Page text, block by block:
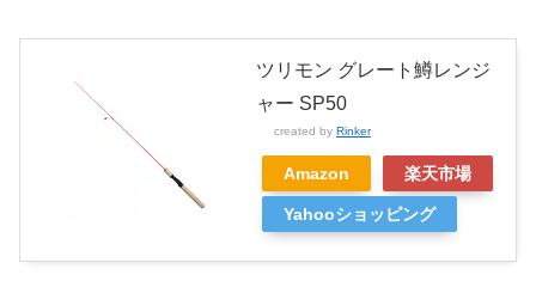
ツリモン グレート鱒レンジ
ャー SP50
created by Rinker
Amazon 楽天市場
Yahooショッピング